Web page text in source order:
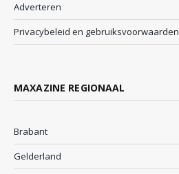
Adverteren
Privacybeleid en gebruiksvoorwaarden
MAXAZINE REGIONAAL
Brabant
Gelderland